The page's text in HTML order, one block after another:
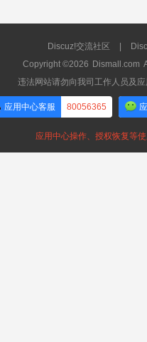
Discuz!交流社区
Copyright ©2026 Dismall.com
违法网站请勿向我司工作人员及
应用中心客服 80056365
应用中心操作、授权恢复等